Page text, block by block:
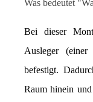
Was bedeutet
Bei dieser
Ausleger
befestigt.
Raum hinein